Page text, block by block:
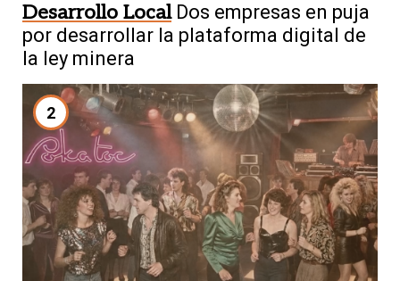
Desarrollo Local Dos empresas en puja
por desarrollar la plataforma digital de
la ley minera
2